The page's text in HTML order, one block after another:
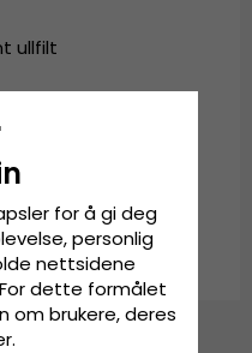
ullfilt
for å gi deg
personlig
nettsidene
dette formålet
om brukere, deres